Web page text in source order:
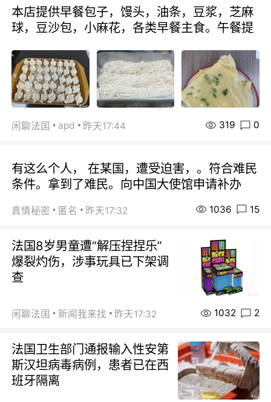
本店提供早餐包子，馒头，油条，豆浆，芝麻
球，豆沙包，小麻花，各类早餐主食。午餐提
闲聊法国 apd 昨天17:44 319 0
有这么个人， 在某国，遭受迫害，。符合难民
条件。拿到了难民。向中国大使馆申请补办
真情秘密 匿名 昨天17:32 1036 15
法国8岁男童遭“解压捏捏乐”
爆裂灼伤，涉事玩具已下架调
查
闲聊法国 新闻我来找 昨天17:32 1032 2
法国卫生部门通报输入性安第
斯汉坦病毒病例，患者已在西
班牙隔离